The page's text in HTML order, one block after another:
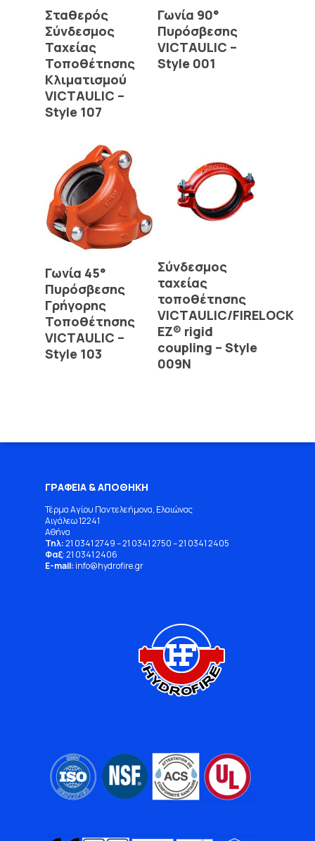
Read More
Σταθερός
Σύνδεσμος
Ταχείας
Τοποθέτησης
Κλιματισμού
VICTAULIC –
Style 107
Read More
Γωνία 90°
Πυρόσβεσης
VICTAULIC –
Style 001
Read More
Γωνία 45°
Πυρόσβεσης
Γρήγορης
Τοποθέτησης
VICTAULIC –
Style 103
Read More
Σύνδεσμος
ταχείας
τοποθέτησης
VICTAULIC/FIRELOCK
EZ® rigid
coupling – Style
009N
ΓΡΑΦΕΙΑ & ΑΠΟΘΗΚΗ
Τέρμα Αγίου Παντελεήμονα, Ελαιώνας
Αιγάλεω 12241
Αθήνα
Τηλ:21 0341 2749–21 0341 2750–21 0341 2405
Φαξ: 21 0341 2406
E-mail: info@hydrofire.gr